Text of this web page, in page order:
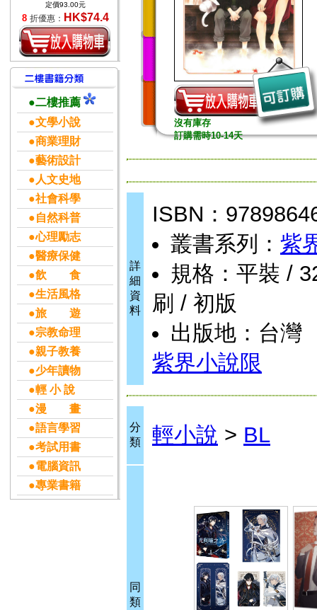
定價93.00元
8 折優惠： HK$74.4
●二樓推薦
●文學小說
●商業理財
●藝術設計
●人文史地
●社會科學
●自然科普
●心理勵志
●醫療保健
●飲 食
●生活風格
●旅 遊
●宗教命理
●親子教養
●少年讀物
●輕 小 說
●漫 畫
●語言學習
●考試用書
●電腦資訊
●專業書籍
沒有庫存
訂購需時10-14天
詳
細
資
料
ISBN：
叢書系列： 紫
規格：平裝 /
刷 / 初版
出版地：台灣
紫界小說限
分
類
輕小說 > BL
同
類